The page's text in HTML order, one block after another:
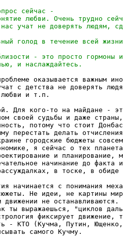
оказывается важным
с детства не доверять
любви и т.п.
Для кого-то на майдане -
своей судьбы и даже
потому что стоит
перестать делать
городские бюджеты
я сейчас о тех
и планирование,
начинание до факта
в тоске, в
начинается с понимания
Не идеи, не картины
движении не
ты выражаешься, "циклов
фиксирует движение,
- КТО (Кучма, Путин,
самого Кучму.